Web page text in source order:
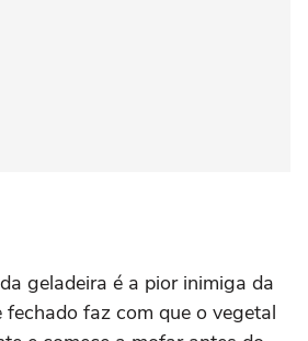
geladeira é a pior inimiga da
fechado faz com que o vegetal